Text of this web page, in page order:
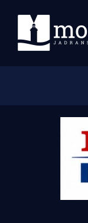
Morski plus